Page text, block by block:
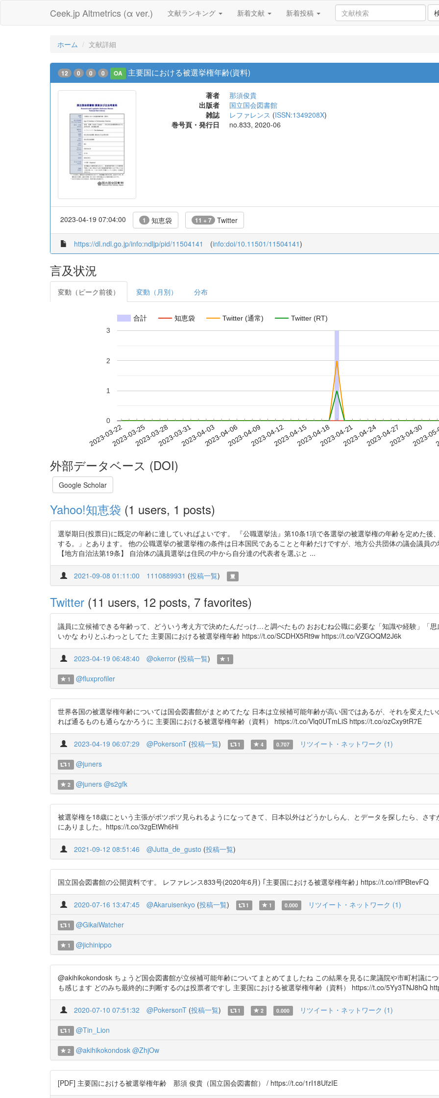
Ceek.jp Altmetrics (α ver.) 文献ランキング 新着文献 新着投稿
ホーム 文献詳細
12 0 0 0 OA 主要国における被選挙権年齢(資料)
著者
那須俊貴
出版者
国立国会図書館
雑誌
レファレンス (ISSN:1349208X)
巻号頁・発行日
no.833, 2020-06
2023-04-19 07:04:00 1 知恵袋 11 + 7 Twitter
https://dl.ndl.go.jp/info:ndljp/pid/11504141 (info:doi/10.11501/11504141)
言及状況
変動（ピーク前後） 変動（月別） 分布
合計 知恵袋 Twitter (通常) Twitter (RT)
2023-03-222023-03-252023-03-282023-03-312023-04-032023-04-062023-04-092023-04-122023-04-152023-04-182023-04-212023-04-242023-04-272023-04-30
2023-
0
1
2
3
外部データベース (DOI)
Google Scholar
Yahoo!知恵袋 (1 users, 1 posts)
選挙期日(投票日)に既定の年齢に達していればよいです。 『公職選挙法』第10条1項で各選挙の被選挙権の年齢を定めた後
する。」とあります。 他の公職選挙の被選挙権の条件は日本国民であることと年齢だけですが、地方公共団体の議会議員の
【地方自治法第19条】 自治体の議員選挙は住民の中から自分達の代表者を選ぶと ...
2021-09-08 01:11:00 1110889931 (投稿一覧)
Twitter (11 users, 12 posts, 7 favorites)
議員に立候補できる年齢って、どういう考え方で決めたんだっけ…と調べたもの おおむね公職に必要な「知識や経験」「
いかな わりとふわっとしてた 主要国における被選挙権年齢 https://t.co/SCDHX5Rt9w https://t.co/VZGOQM2J6k
2023-04-19 06:48:40 @okerror (投稿一覧) 1
1 @fluxprofiler
世界各国の被選挙権年齢については国会図書館がまとめてたな 日本は立候補可能年齢が高い国ではあるが、それを変えた
れば通るものも通らなかろうに 主要国における被選挙権年齢（資料） https://t.co/Vlq0UTmLiS https://t.co/ozCxy9tR7E
2023-04-19 06:07:29 @PokersonT (投稿一覧) 1 4 0.707 リツイート・ネットワーク (1)
1 @juners
2 @juners @s2gfk
被選挙権を18歳にという主張がポツポツ見られるようになってきて、日本以外はどうかしらん、とデータを探したら、さす
にありました。https://t.co/3zgEtWh6Hi
2021-09-12 08:51:46 @Jutta_de_gusto (投稿一覧)
国立国会図書館の公開資料です。 レファレンス833号(2020年6月) ｢主要国における被選挙権年齢｣ https://t.co/rlfPBtevFQ
2020-07-16 13:47:45 @Akaruisenkyo (投稿一覧) 1 1 0.000 リツイート・ネットワーク (1)
1 @GikaiWatcher
1 @jichinippo
@akihikokondosk ちょうど国会図書館が立候補可能年齢についてまとめてましたね この結果を見るに衆議院や市町村議に
も感じます どのみち最終的に判断するのは投票者ですし 主要国における被選挙権年齢（資料） https://t.co/5Yy3TNJ8hQ
2020-07-10 07:51:32 @PokersonT (投稿一覧) 1 2 0.000 リツイート・ネットワーク (1)
1 @Tin_Lion
2 @akihikokondosk @ZhjOw
[PDF] 主要国における被選挙権年齢 那須 俊貴（国立国会図書館） / https://t.co/1rI18UfzIE